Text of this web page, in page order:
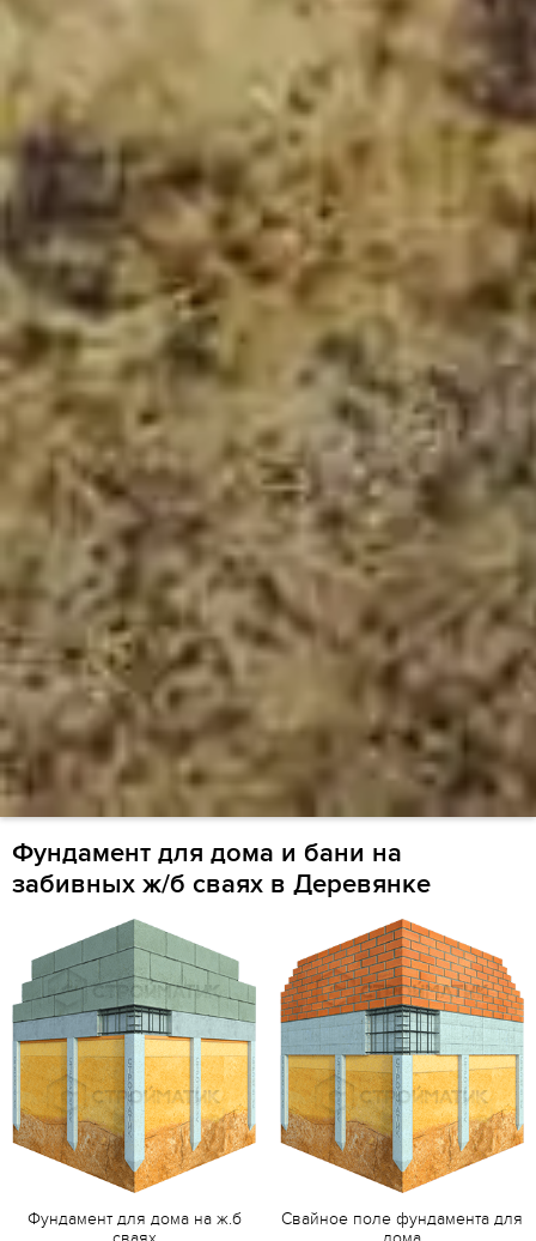
Фундамент для дома и бани на
забивных ж/б сваях в Деревянке
Фундамент для дома на ж.б
Свайное поле фундамента для